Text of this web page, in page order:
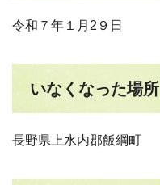
令和７年１月2９日
いなくなった場所
長野県上水内郡飯綱町